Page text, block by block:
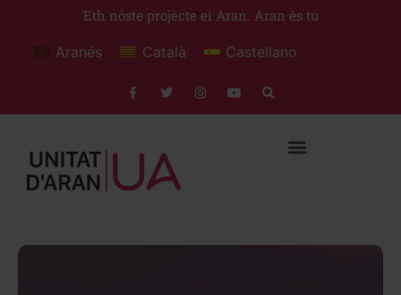
Eth nòste projècte ei Aran. Aran ès tu
Aranés Català Castellano